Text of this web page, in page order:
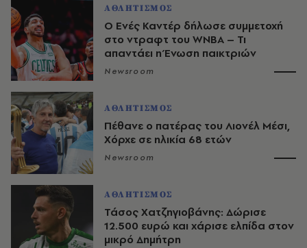
ΑΘΛΗΤΙΣΜΟΣ
Ο Ενές Καντέρ δήλωσε συμμετοχή
στο ντραφτ του WNBA – Τι
απαντάει η Ένωση παικτριών
Newsroom
ΑΘΛΗΤΙΣΜΟΣ
Πέθανε ο πατέρας του Λιονέλ Μέσι,
Χόρχε σε ηλικία 68 ετών
Newsroom
ΑΘΛΗΤΙΣΜΟΣ
Τάσος Χατζηγιοβάνης: Δώρισε
12.500 ευρώ και χάρισε ελπίδα στον
μικρό Δημήτρη